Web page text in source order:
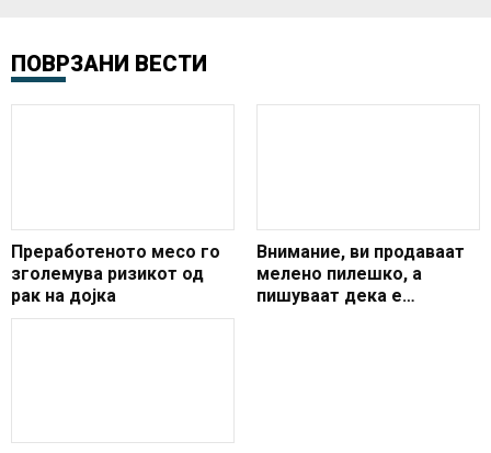
ПОВРЗАНИ ВЕСТИ
Преработеното месо го
зголемува ризикот од
рак на дојка
Внимание, ви продаваат
мелено пилешко, а
пишуваат дека е